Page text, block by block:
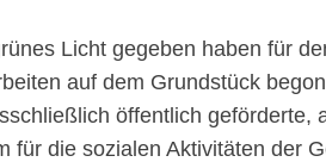
Licht gegeben haben für
auf dem Grundstück
öffentlich geförderte,
die sozialen Aktivitäten der